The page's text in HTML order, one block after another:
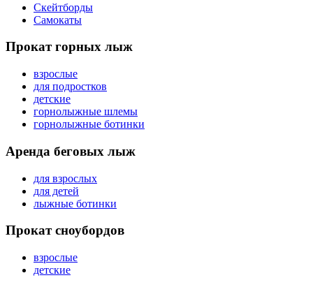
Скейтборды
Самокаты
Прокат горных лыж
взрослые
для подростков
детские
горнолыжные шлемы
горнолыжные ботинки
Аренда беговых лыж
для взрослых
для детей
лыжные ботинки
Прокат сноубордов
взрослые
детские